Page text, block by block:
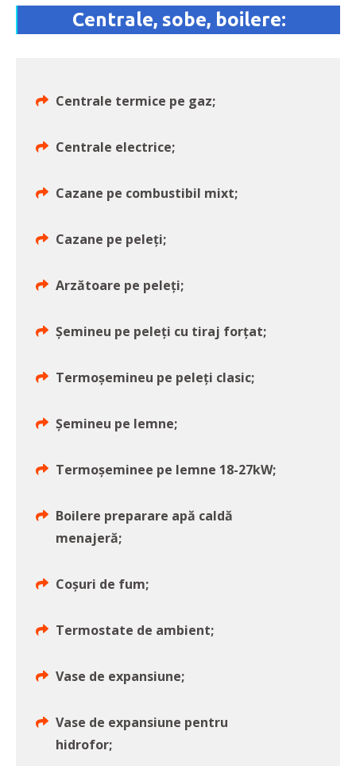
Centrale, sobe, boilere:
Centrale termice pe gaz;
Centrale electrice;
Cazane pe combustibil mixt;
Cazane pe peleți;
Arzătoare pe peleți;
Șemineu pe peleți cu tiraj forțat;
Termoșemineu pe peleți clasic;
Șemineu pe lemne;
Termoșeminee pe lemne 18-27kW;
Boilere preparare apă caldă
menajeră;
Coșuri de fum;
Termostate de ambient;
Vase de expansiune;
Vase de expansiune pentru
hidrofor;